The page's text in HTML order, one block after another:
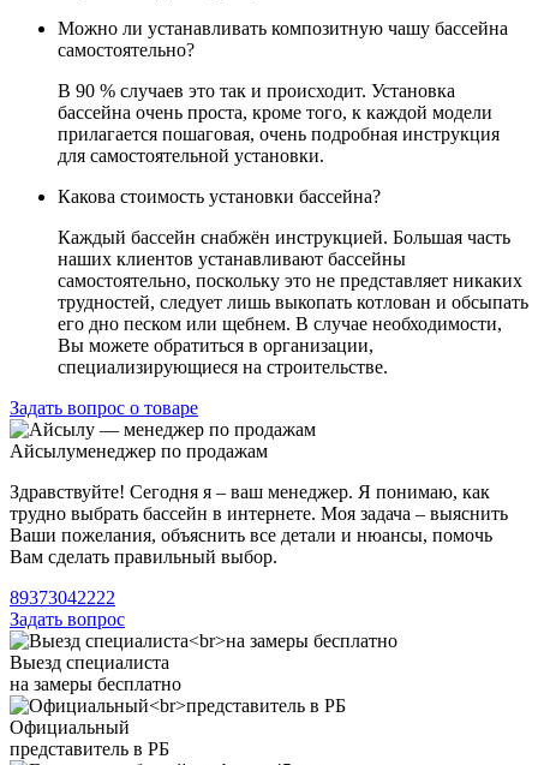
Можно ли устанавливать композитную чашу бассейна
самостоятельно?
В 90 % случаев это так и происходит. Установка
бассейна очень проста, кроме того, к каждой модели
прилагается пошаговая, очень подробная инструкция
для самостоятельной установки.
Какова стоимость установки бассейна?
Каждый бассейн снабжён инструкцией. Большая часть
наших клиентов устанавливают бассейны
самостоятельно, поскольку это не представляет никаких
трудностей, следует лишь выкопать котлован и обсыпать
его дно песком или щебнем. В случае необходимости,
Вы можете обратиться в организации,
специализирующиеся на строительстве.
Задать вопрос о товаре
Айсылуменеджер по продажам
Здравствуйте! Сегодня я – ваш менеджер. Я понимаю, как
трудно выбрать бассейн в интернете. Моя задача – выяснить
Ваши пожелания, объяснить все детали и нюансы, помочь
Вам сделать правильный выбор.
89373042222
Задать вопрос
Выезд специалиста
на замеры бесплатно
Официальный
представитель в РБ